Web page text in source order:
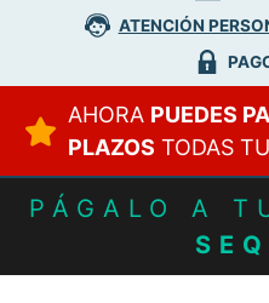
ATENCIÓN
AHORA PUEDES
PLAZOS TODAS
PÁGALO A